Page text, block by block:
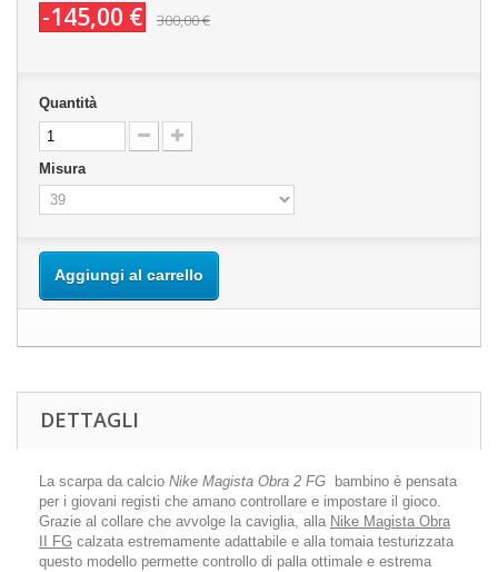
-145,00 € 300,00 €
Quantità
Misura
Aggiungi al carrello
DETTAGLI
La scarpa da calcio Nike Magista Obra 2 FG bambino è pensata
per i giovani registi che amano controllare e impostare il gioco.
Grazie al collare che avvolge la caviglia, alla Nike Magista Obra
II FG calzata estremamente adattabile e alla tomaia testurizzata
questo modello permette controllo di palla ottimale e estrema